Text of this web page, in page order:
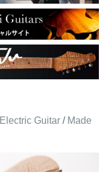
Electric Guitar / Made